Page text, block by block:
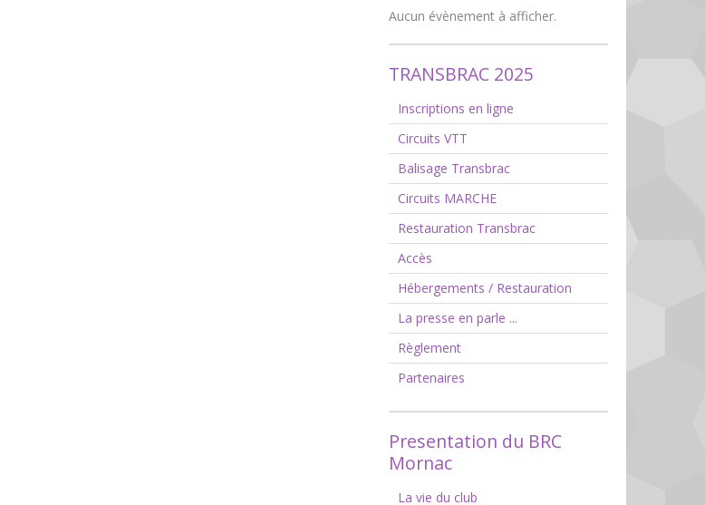
Aucun évènement à afficher.
TRANSBRAC 2025
Inscriptions en ligne
Circuits VTT
Balisage Transbrac
Circuits MARCHE
Restauration Transbrac
Accès
Hébergements / Restauration
La presse en parle ...
Règlement
Partenaires
Presentation du BRC
Mornac
La vie du club